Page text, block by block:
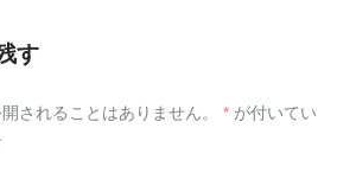
す
されることはありません。 * が付いてい